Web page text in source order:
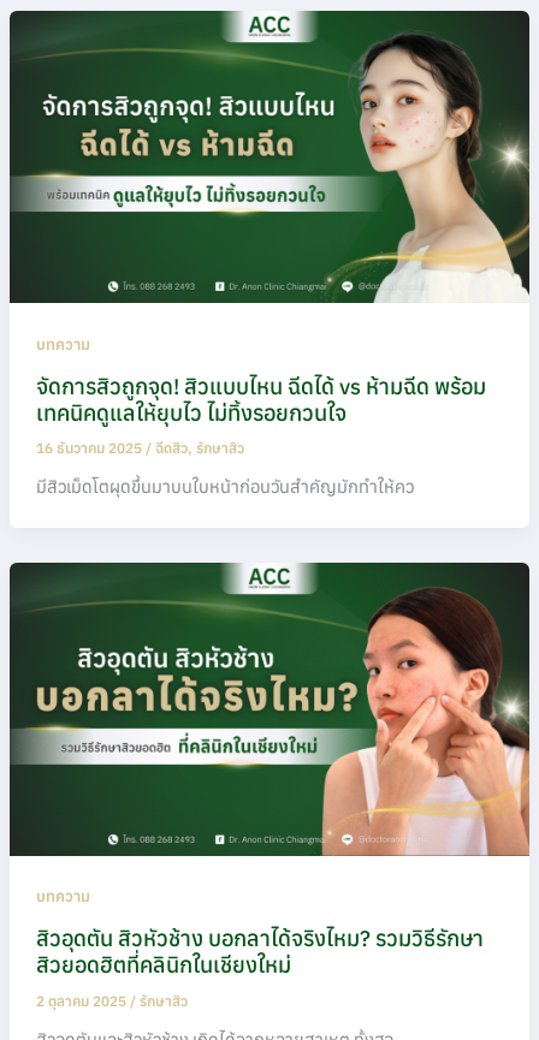
บทความ
จัดการสิวถูกจุด! สิวแบบไหน ฉีดได้ vs ห้ามฉีด พร้อม
เทคนิคดูแลให้ยุบไว ไม่ทิ้งรอยกวนใจ
16 ธันวาคม 2025 / ฉีดสิว, รักษาสิว
มีสิวเม็ดโตผุดขึ้นมาบนใบหน้าก่อนวันสำคัญมักทำให้คว
บทความ
สิวอุดตัน สิวหัวช้าง บอกลาได้จริงไหม? รวมวิธีรักษา
สิวยอดฮิตที่คลินิกในเชียงใหม่
2 ตุลาคม 2025 / รักษาสิว